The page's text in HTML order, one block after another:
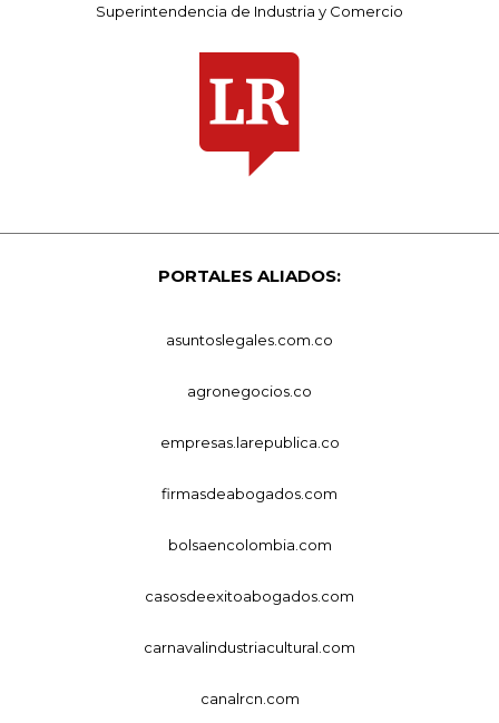
Superintendencia de Industria y Comercio
PORTALES ALIADOS:
asuntoslegales.com.co
agronegocios.co
empresas.larepublica.co
firmasdeabogados.com
bolsaencolombia.com
casosdeexitoabogados.com
carnavalindustriacultural.com
canalrcn.com